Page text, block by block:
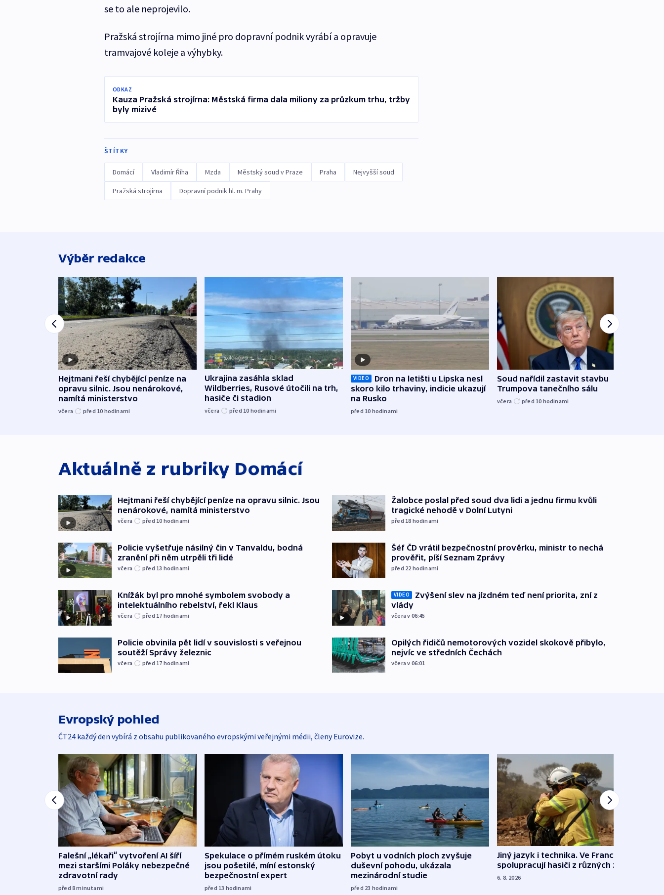
se to ale neprojevilo.
Pražská strojírna mimo jiné pro dopravní podnik vyrábí a opravuje
tramvajové koleje a výhybky.
ODKAZ
Kauza Pražská strojírna: Městská firma dala miliony za průzkum trhu, tržby
byly mizivé
ŠTÍTKY
Domácí Vladimír Říha Mzda Městský soud v Praze Praha Nejvyšší soud
Pražská strojírna Dopravní podnik hl. m. Prahy
Výběr redakce
Hejtmani řeší chybějící peníze na
opravu silnic. Jsou nenárokové,
namítá ministerstvo
včera před 10 hodinami
Ukrajina zasáhla sklad
Wildberries, Rusové útočili na trh,
hasiče či stadion
včera před 10 hodinami
VIDEO
Dron na letišti u Lipska nesl
skoro kilo trhaviny, indicie ukazují
na Rusko
před 10 hodinami
Soud nařídil zastavit stavbu
Trumpova tanečního sálu
včera před 10 hodinami
Aktuálně z rubriky Domácí
Hejtmani řeší chybějící peníze na opravu silnic. Jsou
nenárokové, namítá ministerstvo
včera před 10 hodinami
Policie vyšetřuje násilný čin v Tanvaldu, bodná
zranění při něm utrpěli tři lidé
včera před 13 hodinami
Knížák byl pro mnohé symbolem svobody a
intelektuálního rebelství, řekl Klaus
včera před 17 hodinami
Policie obvinila pět lidí v souvislosti s veřejnou
soutěží Správy železnic
včera před 17 hodinami
Žalobce poslal před soud dva lidi a jednu firmu kvůli
tragické nehodě v Dolní Lutyni
před 18 hodinami
Šéf ČD vrátil bezpečnostní prověrku, ministr to nechá
prověřit, píší Seznam Zprávy
před 22 hodinami
VIDEO
Zvýšení slev na jízdném teď není priorita, zní z
vlády
včera v 06:45
Opilých řidičů nemotorových vozidel skokově přibylo,
nejvíc ve středních Čechách
včera v 06:01
Evropský pohled
ČT24 každý den vybírá z obsahu publikovaného evropskými veřejnými médii, členy Eurovize.
Falešní „lékaři“ vytvoření AI šíří
mezi staršími Poláky nebezpečné
zdravotní rady
před 8minutami
Spekulace o přímém ruském útoku
jsou pošetilé, míní estonský
bezpečnostní expert
před 13 hodinami
Pobyt u vodních ploch zvyšuje
duševní pohodu, ukázala
mezinárodní studie
před 23 hodinami
Jiný jazyk i technika. Ve Francii
spolupracují hasiči z různých zemí
6. 8. 2026